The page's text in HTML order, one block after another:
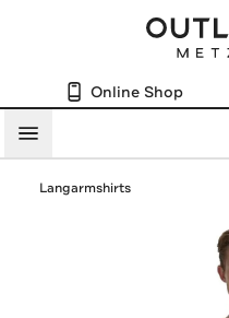
Online Shop
Menü
Langarmshirts